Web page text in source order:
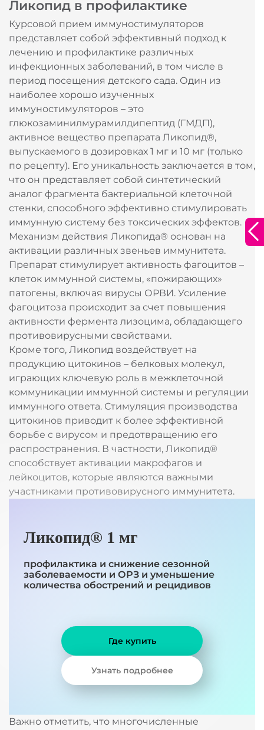
Ликопид в профилактике
Курсовой прием иммуностимуляторов
представляет собой эффективный подход к
лечению и профилактике различных
инфекционных заболеваний, в том числе в
период посещения детского сада. Один из
наиболее хорошо изученных
иммуностимуляторов – это
глюкозаминилмурамилдипептид (ГМДП),
активное вещество препарата Ликопид®,
выпускаемого в дозировках 1 мг и 10 мг (только
по рецепту). Его уникальность заключается в том,
что он представляет собой синтетический
аналог фрагмента бактериальной клеточной
стенки, способного эффективно стимулировать
иммунную систему без токсических эффектов.
Механизм действия Ликопида® основан на
активации различных звеньев иммунитета.
Препарат стимулирует активность фагоцитов –
клеток иммунной системы, «пожирающих»
патогены, включая вирусы ОРВИ. Усиление
фагоцитоза происходит за счет повышения
активности фермента лизоцима, обладающего
противовирусными свойствами.
Кроме того, Ликопид воздействует на
продукцию цитокинов – белковых молекул,
играющих ключевую роль в межклеточной
коммуникации иммунной системы и регуляции
иммунного ответа. Стимуляция производства
цитокинов приводит к более эффективной
борьбе с вирусом и предотвращению его
распространения. В частности, Ликопид®
способствует активации макрофагов и
лейкоцитов, которые являются важными
участниками противовирусного иммунитета.
Ликопид® 1 мг
профилактика и снижение сезонной
заболеваемости и ОРЗ и уменьшение
количества обострений и рецидивов
Где купить
Узнать подробнее
Важно отметить, что многочисленные
Благодарим за оставленную заявку!
Наши специалисты свяжутся с вами в
ближайшее время.
Широкий выбор
аптечных сетей
Выбрать аптеку